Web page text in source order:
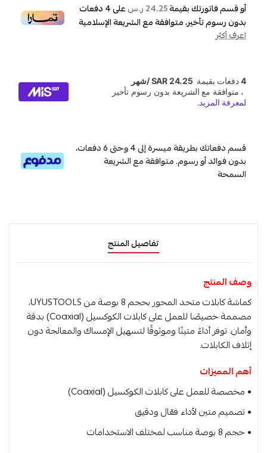
أو قسم فاتورتك بقيمة24.25 ر.س على4دفعات
بدون رسوم تأخير، متوافقة مع الشريعة الإسلامية
اعرف أكثر
قسم دفعاتك بطريقة ميسرة إلى 4 وحتى 6 دفعات،
بدون فوائد أو رسوم. متوافقة مع الشريعة
السمحة
تفاصيل المنتج
وصف المنتج
كماشة كابلات متحد المحور بحجم 8 بوصة من UYUSTOOLS،
مصممة خصيصًا للعمل على كابلات الكوكسيل (Coaxial) بدقة
وأمان. توفر أداءً متينًا وموثوقًا لتسهيل الإمساك والمعالجة دون
إتلاف الكابلات.
أهم المميزات
• مخصصة للعمل على كابلات الكوكسيل (Coaxial)
• تصميم متين لأداء فعّال ودقيق
• حجم 8 بوصة مناسب لمختلف الاستخدامات